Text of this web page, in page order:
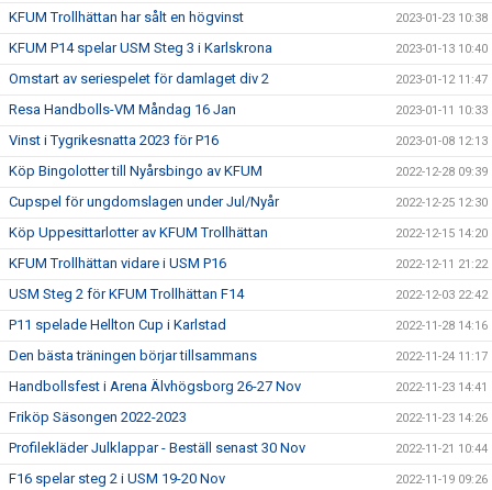
KFUM Trollhättan har sålt en högvinst 2023-01-23 10:38
KFUM P14 spelar USM Steg 3 i Karlskrona 2023-01-13 10:40
Omstart av seriespelet för damlaget div 2 2023-01-12 11:47
Resa Handbolls-VM Måndag 16 Jan 2023-01-11 10:33
Vinst i Tygrikesnatta 2023 för P16 2023-01-08 12:13
Köp Bingolotter till Nyårsbingo av KFUM 2022-12-28 09:39
Cupspel för ungdomslagen under Jul/Nyår 2022-12-25 12:30
Köp Uppesittarlotter av KFUM Trollhättan 2022-12-15 14:20
KFUM Trollhättan vidare i USM P16 2022-12-11 21:22
USM Steg 2 för KFUM Trollhättan F14 2022-12-03 22:42
P11 spelade Hellton Cup i Karlstad 2022-11-28 14:16
Den bästa träningen börjar tillsammans 2022-11-24 11:17
Handbollsfest i Arena Älvhögsborg 26-27 Nov 2022-11-23 14:41
Friköp Säsongen 2022-2023 2022-11-23 14:26
Profilekläder Julklappar - Beställ senast 30 Nov 2022-11-21 10:44
F16 spelar steg 2 i USM 19-20 Nov 2022-11-19 09:26